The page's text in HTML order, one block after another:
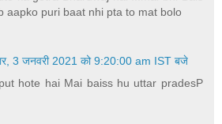
aapko puri baat nhi pta to mat bolo
3 जनवरी 2021 को 9:20:00 am IST बजे
hote hai Mai baiss hu uttar pradesP